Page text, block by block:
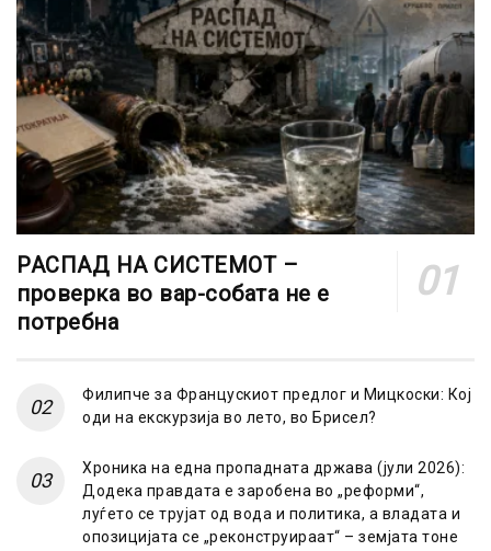
РАСПАД НА СИСТЕМОТ –
проверка во вар-собата не е
потребна
Филипче за Францускиот предлог и Мицкоски: Кој
оди на екскурзија во лето, во Брисел?
Хроника на една пропадната држава (јули 2026):
Додека правдата е заробена во „реформи“,
луѓето се трујат од вода и политика, а владата и
опозицијата се „реконструираат“ – земјата тоне